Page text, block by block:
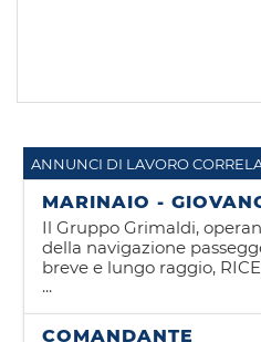
ANNUNCI DI LAVORO
Il Gruppo Grimaldi,
della navigazione
breve e lungo raggio,
l'utilizzo sulle unità
MARINAIO (IMO II/4 -
...
COMANDANTE